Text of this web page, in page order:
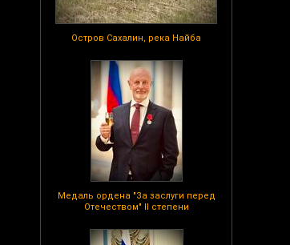
Остров Сахалин, река Найба
Медаль ордена "За заслуги перед
Отечеством" II степени